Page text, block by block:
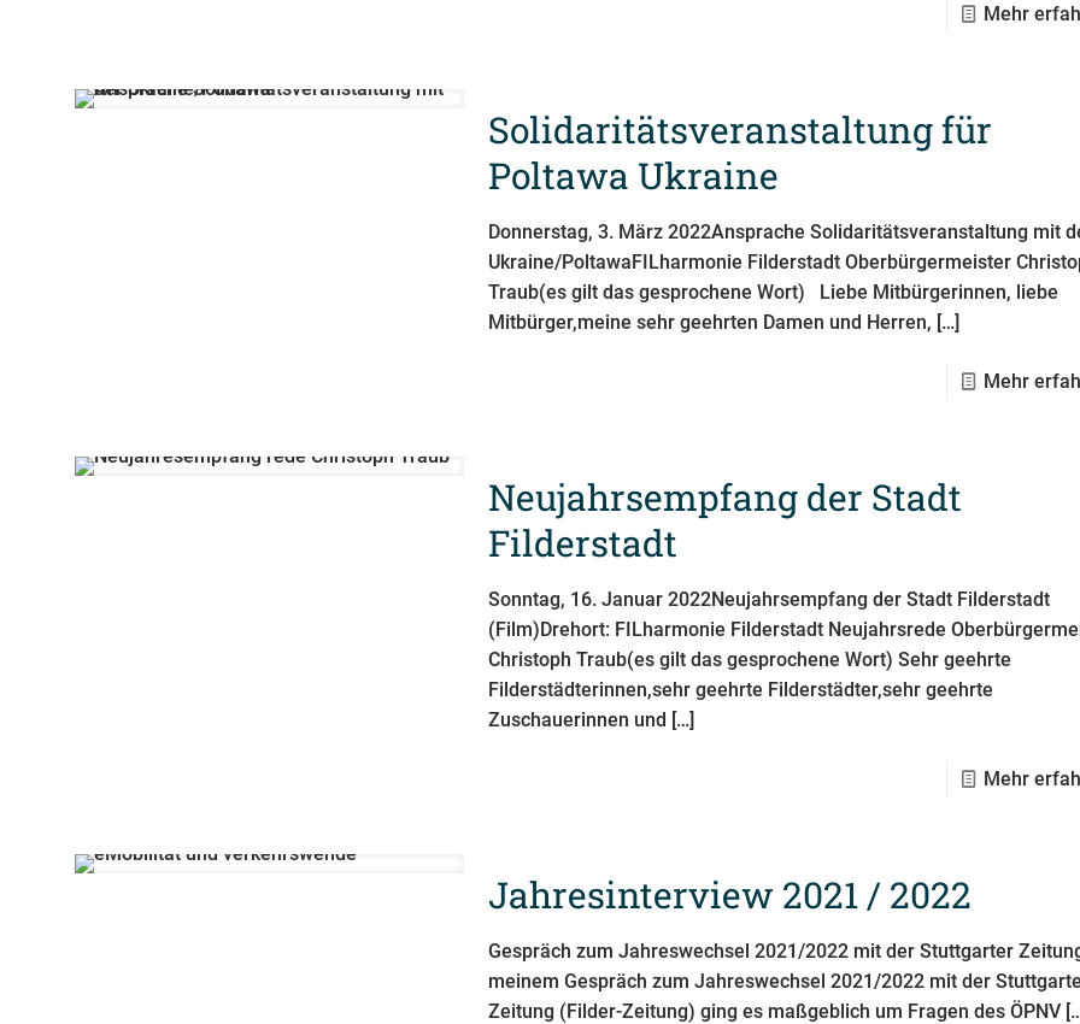
Mehr
Solidaritätsveranstaltung für
Poltawa Ukraine
Donnerstag, 3. März 2022Ansprache Solidaritätsveranstaltung mit
Ukraine/PoltawaFILharmonie Filderstadt Oberbürgermeister
Traub(es gilt das gesprochene Wort) Liebe Mitbürgerinnen, liebe
Mitbürger,meine sehr geehrten Damen und Herren, […]
Mehr
Neujahrsempfang der Stadt
Filderstadt
Sonntag, 16. Januar 2022Neujahrsempfang der Stadt Filderstadt
(Film)Drehort: FILharmonie Filderstadt Neujahrsrede
Christoph Traub(es gilt das gesprochene Wort) Sehr geehrte
Filderstädterinnen,sehr geehrte Filderstädter,sehr geehrte
Zuschauerinnen und […]
Mehr
Jahresinterview 2021 / 2022
Gespräch zum Jahreswechsel 2021/2022 mit der Stuttgarter
meinem Gespräch zum Jahreswechsel 2021/2022 mit der
Zeitung (Filder-Zeitung) ging es maßgeblich um Fragen des ÖPNV